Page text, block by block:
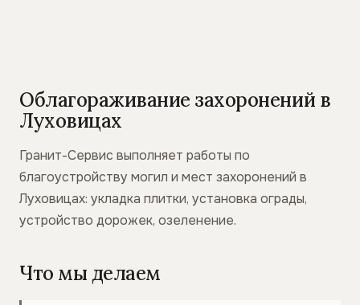
Облагораживание захоронений в
Луховицах
Гранит-Сервис выполняет работы по
благоустройству могил и мест захоронений в
Луховицах: укладка плитки, установка ограды,
устройство дорожек, озеленение.
Что мы делаем